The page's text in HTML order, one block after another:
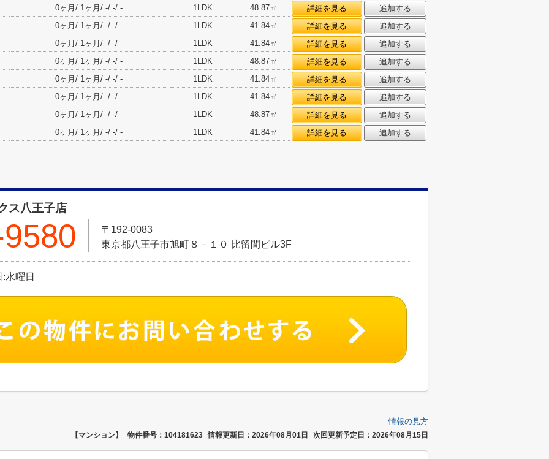
0ヶ月/ 1ヶ月/ -/ -/ -
1LDK 48.87㎡ 詳細を見る
追加する
0ヶ月/ 1ヶ月/ -/ -/ -
1LDK 41.84㎡ 詳細を見る
追加する
0ヶ月/ 1ヶ月/ -/ -/ -
1LDK 41.84㎡ 詳細を見る
追加する
0ヶ月/ 1ヶ月/ -/ -/ -
1LDK 48.87㎡ 詳細を見る
追加する
0ヶ月/ 1ヶ月/ -/ -/ -
1LDK 41.84㎡ 詳細を見る
追加する
0ヶ月/ 1ヶ月/ -/ -/ -
1LDK 41.84㎡ 詳細を見る
追加する
0ヶ月/ 1ヶ月/ -/ -/ -
1LDK 48.87㎡ 詳細を見る
追加する
0ヶ月/ 1ヶ月/ -/ -/ -
1LDK 41.84㎡ 詳細を見る 追加する
ス八王子店
〒192-0083
東京都八王子市旭町８－１０ 比留間ビル3F
水曜日
情報の見方
【マンション】 物件番号：104181623 情報更新日：2026年08月01日 次回更新予定日：2026年08月15日